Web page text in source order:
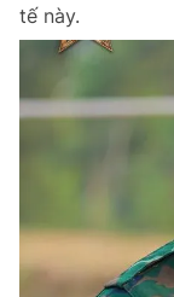
tế này.